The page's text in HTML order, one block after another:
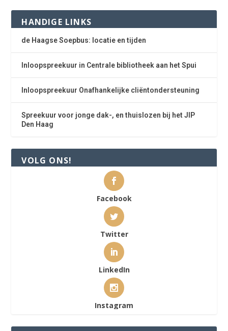
HANDIGE LINKS
de Haagse Soepbus: locatie en tijden
Inloopspreekuur in Centrale bibliotheek aan het Spui
Inloopspreekuur Onafhankelijke cliëntondersteuning
Spreekuur voor jonge dak-, en thuislozen bij het JIP
Den Haag
VOLG ONS!
Facebook
Twitter
LinkedIn
Instagram